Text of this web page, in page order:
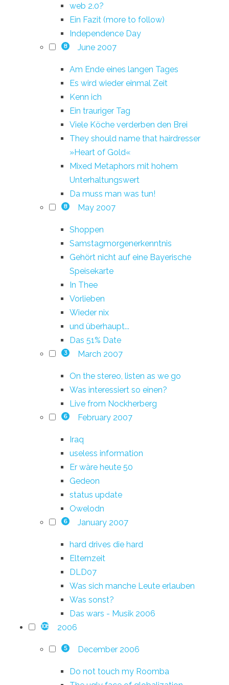
web 2.0?
Ein Fazit (more to follow)
Independence Day
8 June 2007
Am Ende eines langen Tages
Es wird wieder einmal Zeit
Kenn ich
Ein trauriger Tag
Viele Köche verderben den Brei
They should name that hairdresser
»Heart of Gold«
Mixed Metaphors mit hohem
Unterhaltungswert
Da muss man was tun!
8 May 2007
Shoppen
Samstagmorgenerkenntnis
Gehört nicht auf eine Bayerische
Speisekarte
In Thee
Vorlieben
Wieder nix
und überhaupt...
Das 51% Date
3 March 2007
On the stereo, listen as we go
Was interessiert so einen?
Live from Nockherberg
6 February 2007
Iraq
useless information
Er wäre heute 50
Gedeon
status update
Owelodn
6 January 2007
hard drives die hard
Elternzeit
DLD07
Was sich manche Leute erlauben
Was sonst?
Das wars - Musik 2006
108 2006
5 December 2006
Do not touch my Roomba